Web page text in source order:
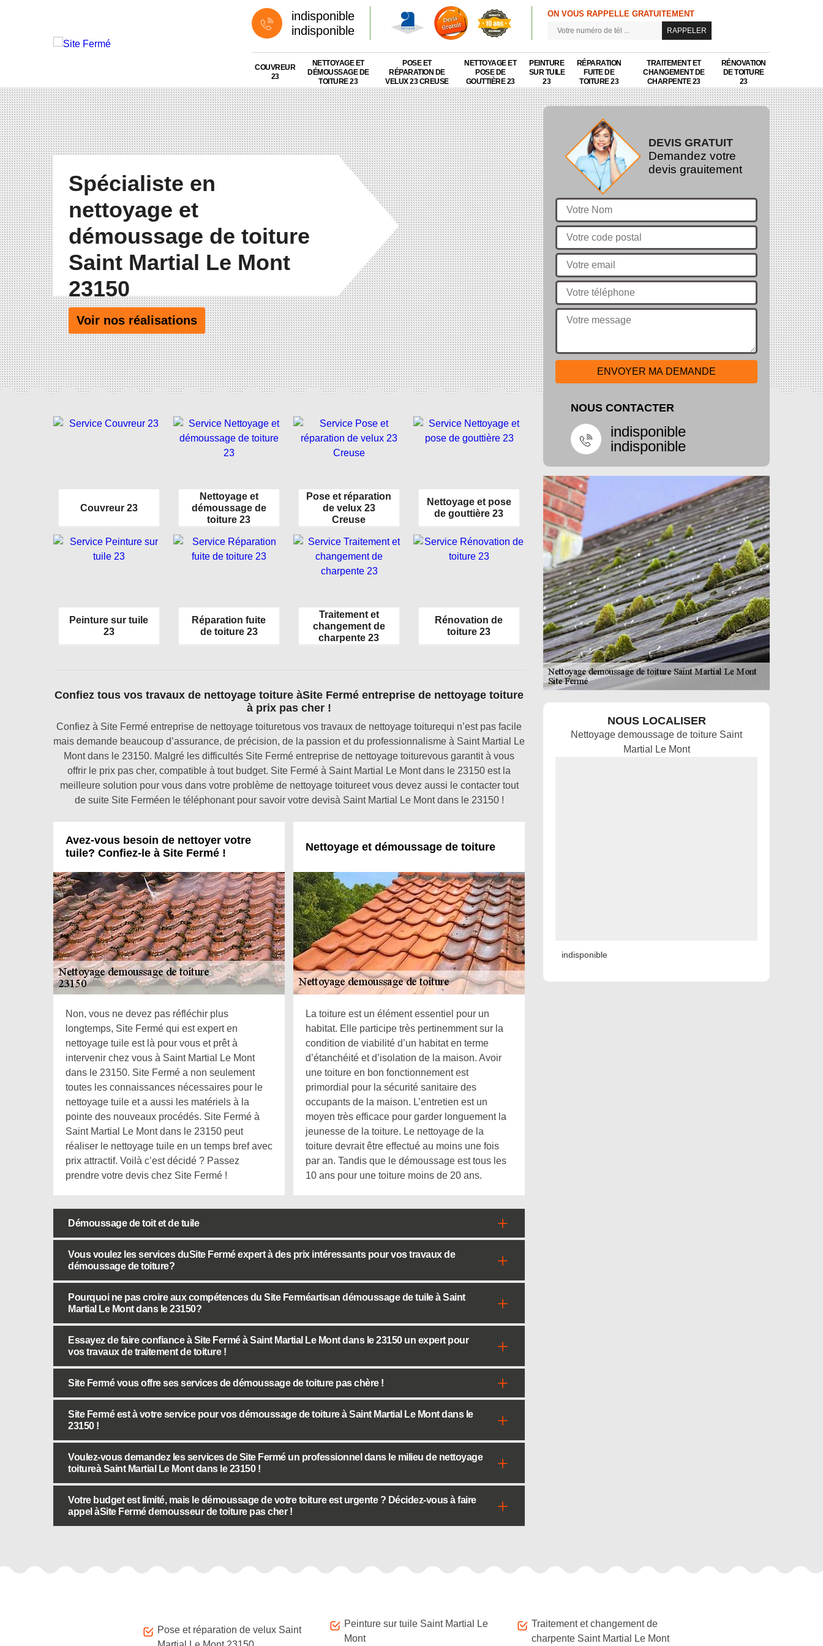
indisponible
indisponible
ON VOUS RAPPELLE GRATUITEMENT
COUVREUR
23
NETTOYAGE ET
DÉMOUSSAGE DE
TOITURE 23
POSE ET
RÉPARATION DE
VELUX 23 CREUSE
NETTOYAGE ET
POSE DE
GOUTTIÈRE 23
PEINTURE
SUR TUILE
23
RÉPARATION
FUITE DE
TOITURE 23
TRAITEMENT ET
CHANGEMENT DE
CHARPENTE 23
RÉNOVATION
DE TOITURE
23
Spécialiste en
nettoyage et
démoussage de toiture
Saint Martial Le Mont
23150
Voir nos réalisations
Couvreur 23
Nettoyage et
démoussage de
toiture 23
Pose et réparation
de velux 23
Creuse
Nettoyage et pose
de gouttière 23
Peinture sur tuile
23
Réparation fuite
de toiture 23
Traitement et
changement de
charpente 23
Rénovation de
toiture 23
Confiez tous vos travaux de nettoyage toiture àSite Fermé entreprise de nettoyage toiture
à prix pas cher !
Confiez à Site Fermé entreprise de nettoyage toituretous vos travaux de nettoyage toiturequi n’est pas facile
mais demande beaucoup d’assurance, de précision, de la passion et du professionnalisme à Saint Martial Le
Mont dans le 23150. Malgré les difficultés Site Fermé entreprise de nettoyage toiturevous garantit à vous
offrir le prix pas cher, compatible à tout budget. Site Fermé à Saint Martial Le Mont dans le 23150 est la
meilleure solution pour vous dans votre problème de nettoyage toitureet vous devez aussi le contacter tout
de suite Site Ferméen le téléphonant pour savoir votre devisà Saint Martial Le Mont dans le 23150 !
Avez-vous besoin de nettoyer votre
tuile? Confiez-le à Site Fermé !
Non, vous ne devez pas réfléchir plus
longtemps, Site Fermé qui est expert en
nettoyage tuile est là pour vous et prêt à
intervenir chez vous à Saint Martial Le Mont
dans le 23150. Site Fermé a non seulement
toutes les connaissances nécessaires pour le
nettoyage tuile et a aussi les matériels à la
pointe des nouveaux procédés. Site Fermé à
Saint Martial Le Mont dans le 23150 peut
réaliser le nettoyage tuile en un temps bref avec
prix attractif. Voilà c’est décidé ? Passez
prendre votre devis chez Site Fermé !
Nettoyage et démoussage de toiture
La toiture est un élément essentiel pour un
habitat. Elle participe très pertinemment sur la
condition de viabilité d’un habitat en terme
d’étanchéité et d’isolation de la maison. Avoir
une toiture en bon fonctionnement est
primordial pour la sécurité sanitaire des
occupants de la maison. L’entretien est un
moyen très efficace pour garder longuement la
jeunesse de la toiture. Le nettoyage de la
toiture devrait être effectué au moins une fois
par an. Tandis que le démoussage est tous les
10 ans pour une toiture moins de 20 ans.
Démoussage de toit et de tuile
Vous voulez les services duSite Fermé expert à des prix intéressants pour vos travaux de
démoussage de toiture?
Pourquoi ne pas croire aux compétences du Site Ferméartisan démoussage de tuile à Saint
Martial Le Mont dans le 23150?
Essayez de faire confiance à Site Fermé à Saint Martial Le Mont dans le 23150 un expert pour
vos travaux de traitement de toiture !
Site Fermé vous offre ses services de démoussage de toiture pas chère !
Site Fermé est à votre service pour vos démoussage de toiture à Saint Martial Le Mont dans le
23150 !
Voulez-vous demandez les services de Site Fermé un professionnel dans le milieu de nettoyage
toitureà Saint Martial Le Mont dans le 23150 !
Votre budget est limité, mais le démoussage de votre toiture est urgente ? Décidez-vous à faire
appel àSite Fermé demousseur de toiture pas cher !
DEVIS GRATUIT
Demandez votre
devis grauitement
NOUS CONTACTER
indisponible
indisponible
NOUS LOCALISER
Nettoyage demoussage de toiture Saint
Martial Le Mont
indisponible
Pose et réparation de velux Saint
Peinture sur tuile Saint Martial Le
Mont
Traitement et changement de
charpente Saint Martial Le Mont